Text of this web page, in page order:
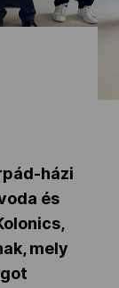
házi
és
mely